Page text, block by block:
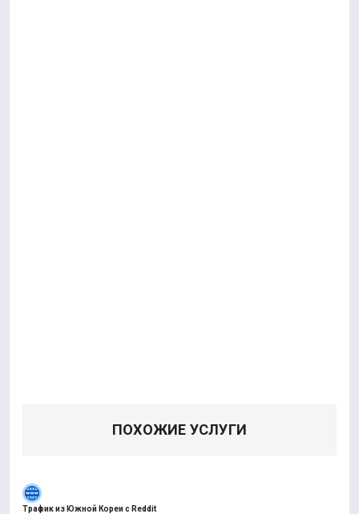
ПОХОЖИЕ УСЛУГИ
Трафик из Южной Кореи с Reddit